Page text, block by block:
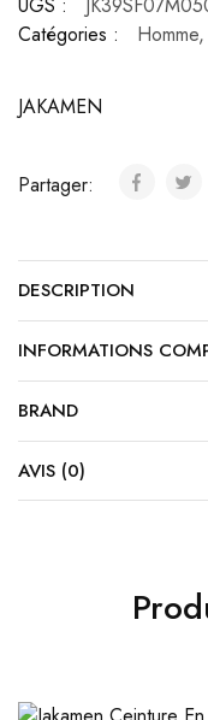
Catégories :
Homme,
JAKAMEN
Partager:
DESCRIPTION
INFORMATIONS
BRAND
AVIS (0)